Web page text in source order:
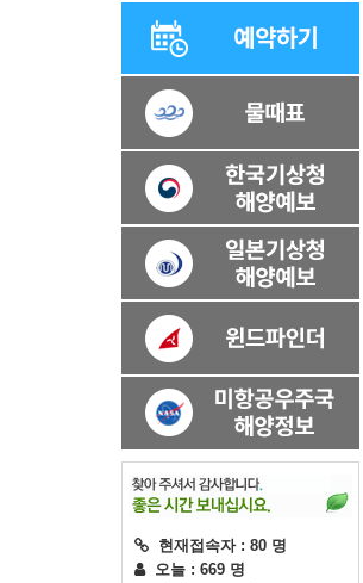
현재접속자 : 80 명
오늘 : 669 명